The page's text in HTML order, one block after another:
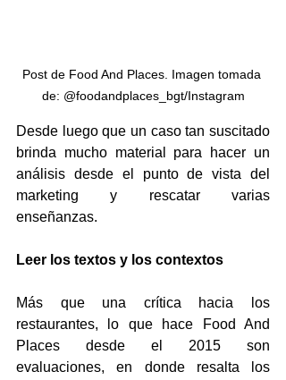
Post de Food And Places. Imagen tomada
de: @foodandplaces_bgt/Instagram
Desde luego que un caso tan suscitado
brinda mucho material para hacer un
análisis desde el punto de vista del
marketing y rescatar varias
enseñanzas.
Leer los textos y los contextos
Más que una crítica hacia los
restaurantes, lo que hace Food And
Places desde el 2015 son
evaluaciones, en donde resalta los